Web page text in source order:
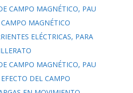
CAMPO MAGNÉTICO, PAU
MAGNÉTICO
ELÉCTRICAS, PARA
CAMPO MAGNÉTICO, PAU
DEL CAMPO